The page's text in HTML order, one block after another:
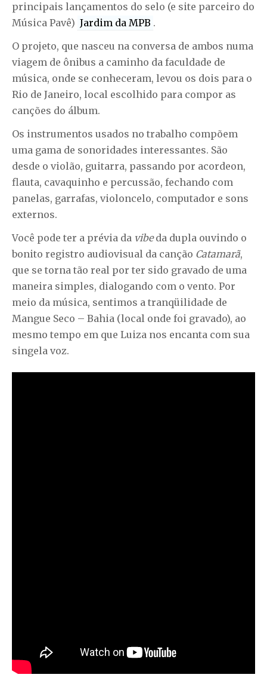
principais lançamentos do selo (e site parceiro do
Música Pavê) Jardim da MPB .
O projeto, que nasceu na conversa de ambos numa
viagem de ônibus a caminho da faculdade de
música, onde se conheceram, levou os dois para o
Rio de Janeiro, local escolhido para compor as
canções do álbum.
Os instrumentos usados no trabalho compõem
uma gama de sonoridades interessantes. São
desde o violão, guitarra, passando por acordeon,
flauta, cavaquinho e percussão, fechando com
panelas, garrafas, violoncelo, computador e sons
externos.
Você pode ter a prévia da vibeda dupla ouvindo o
bonito registro audiovisual da canção Catamarã,
que se torna tão real por ter sido gravado de uma
maneira simples, dialogando com o vento. Por
meio da música, sentimos a tranqüilidade de
Mangue Seco – Bahia (local onde foi gravado), ao
mesmo tempo em que Luiza nos encanta com sua
singela voz.